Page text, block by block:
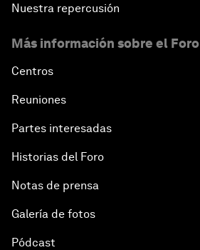
Nuestra repercusión
Más información sobre el Foro
Centros
Reuniones
Partes interesadas
Historias del Foro
Notas de prensa
Galería de fotos
Pódcast